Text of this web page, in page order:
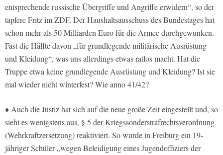
entsprechende russische Übergriffe und Angriffe erwidern“, so der
tapfere Fritz im ZDF. Der Haushaltsausschuss des Bundestages hat
schon mehr als 50 Milliarden Euro für die Armee durchgewunken.
Fast die Hälfte davon „für grundlegende militärische Ausrüstung
und Kleidung“, was uns allerdings etwas ratlos macht. Hat die
Truppe etwa keine grundlegende Ausrüstung und Kleidung? Ist sie
mal wieder nicht winterfest? Wie anno 41/42?
♦ Auch die Justiz hat sich auf die neue große Zeit eingestellt und, so
sieht es wenigstens aus, § 5 der Kriegssonderstrafrechtsverordnung
(Wehrkraftzersetzung) reaktiviert. So wurde in Freiburg ein 19-
jähriger Schüler „wegen Beleidigung eines Jugendoffiziers der